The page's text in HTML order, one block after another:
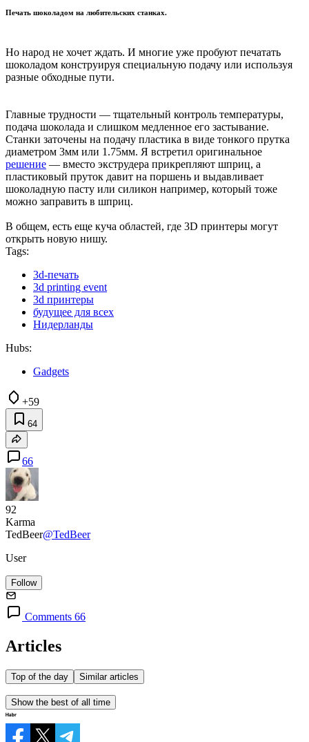
Печать шоколадом на любительских станках.
Но народ не хочет ждать. И многие уже пробуют печатать
шоколадом конструируя специальную подачу или используя
разные обходные пути.
Главные трудности — тщательный контроль температуры,
подача шоколада и слишком медленное его застывание.
Станки заточены на подачу пластика в виде тонкого прутка
диаметром 3мм или 1.75мм. Я встретил оригинальное
решение — вместо экструдера прикрепляют шприц, а
пластиковый пруток давит на поршень и выдавливает
шоколадную пасту или силикон например, который тоже
можно заправить в шприц.
В общем, есть еще куча областей, где 3D принтеры могут
открыть новую нишу.
Tags:
3d-печать
3d printing event
3d принтеры
будущее для всех
Нидерланды
Hubs:
Gadgets
+59
64
66
92
Karma
TedBeer@TedBeer
User
Follow
Comments 66
Articles
Top of the day Similar articles
Show the best of all time